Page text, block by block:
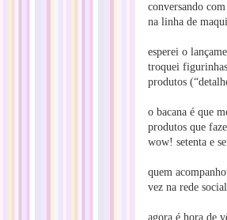
conversando
na linha de
esperei o
troquei
produtos
o bacana é que
produtos que
wow! setenta e
quem
vez na rede
agora é hora de